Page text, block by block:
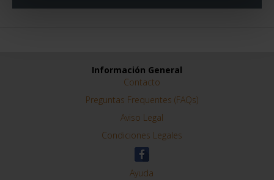
Información General
Contacto
Preguntas Frequentes (FAQs)
Aviso Legal
Condiciones Legales
Ayuda